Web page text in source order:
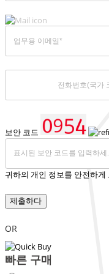
보안 코드
귀하의 개인 정보를 안전하
제출하다
OR
빠른 구매